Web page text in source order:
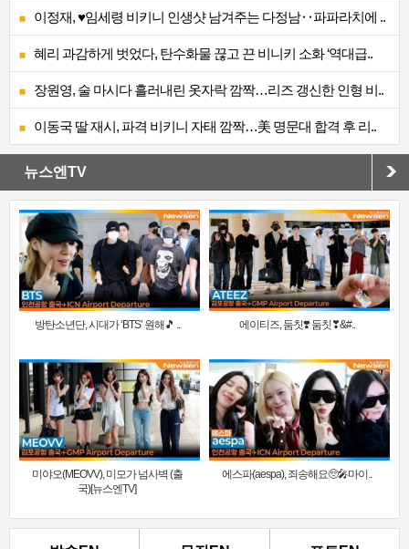
이정재, ♥임세령 비키니 인생샷 남겨주는 다정남‥파파라치에 ..
혜리 과감하게 벗었다, 탄수화물 끊고 끈 비니키 소화 ‘역대급..
장원영, 술 마시다 흘러내린 옷자락 깜짝…리즈 갱신한 인형 비..
이동국 딸 재시, 파격 비키니 자태 깜짝…美 명문대 합격 후 리..
뉴스엔TV
방탄소년단, 시대가 ‘BTS’ 원해🎵 .. 에이티즈, 둠칫❣️ 둠칫❣&#..
미야오(MEOVV), 미모가 넘사벽 (출
국)[뉴스엔TV]
에스파(aespa), 죄송해요🥺🎤마이..